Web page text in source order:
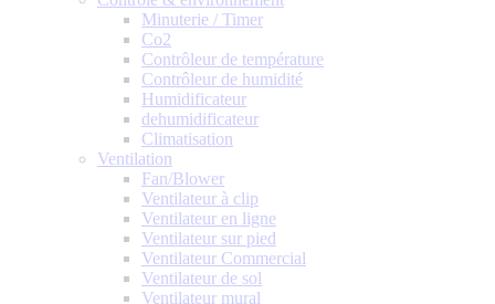
Minuterie / Timer
Co2
Contrôleur de température
Contrôleur de humidité
Humidificateur
dehumidificateur
Climatisation
Ventilation
Fan/Blower
Ventilateur à clip
Ventilateur en ligne
Ventilateur sur pied
Ventilateur Commercial
Ventilateur de sol
Ventilateur mural